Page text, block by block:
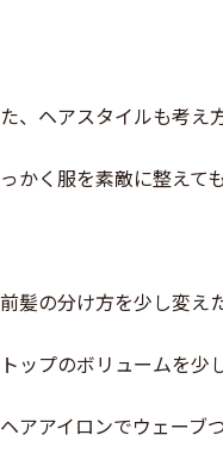
、ヘアスタイルも考え
かく服を素敵に整えて
前髪の分け方を少し変え
トップのボリュームを少
ヘアアイロンでウェーブ